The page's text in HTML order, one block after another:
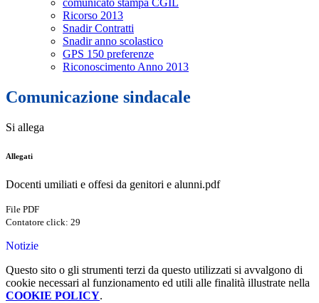
comunicato stampa CGIL
Ricorso 2013
Snadir Contratti
Snadir anno scolastico
GPS 150 preferenze
Riconoscimento Anno 2013
Comunicazione sindacale
Si allega
Allegati
Docenti umiliati e offesi da genitori e alunni.pdf
File PDF
Contatore click: 29
Notizie
Questo sito o gli strumenti terzi da questo utilizzati si avvalgono di
cookie necessari al funzionamento ed utili alle finalità illustrate nella
COOKIE POLICY.